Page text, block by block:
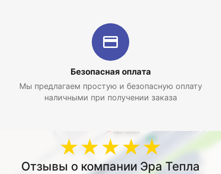
Безопасная оплата
Мы предлагаем простую и безопасную оплату
наличными при получении заказа
★★★★★
Отзывы о компании Эра Тепла